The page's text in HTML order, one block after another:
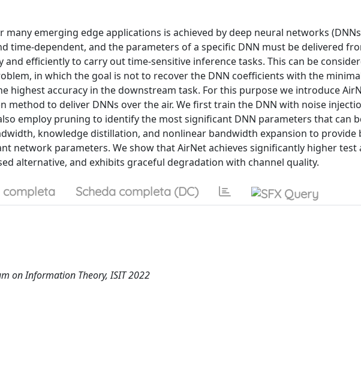
emerging edge applications is achieved by deep neural networks
time-dependent, and the parameters of a specific DNN must be delivered
and efficiently to carry out time-sensitive inference tasks. This can be
in which the goal is not to recover the DNN coefficients with the
highest accuracy in the downstream task. For this purpose we introduce
method to deliver DNNs over the air. We first train the DNN with noise
employ pruning to identify the most significant DNN parameters that can
knowledge distillation, and nonlinear bandwidth expansion to
network parameters. We show that AirNet achieves significantly higher test
alternative, and exhibits graceful degradation with channel quality.
completa Scheda completa (DC)
on Information Theory, ISIT 2022